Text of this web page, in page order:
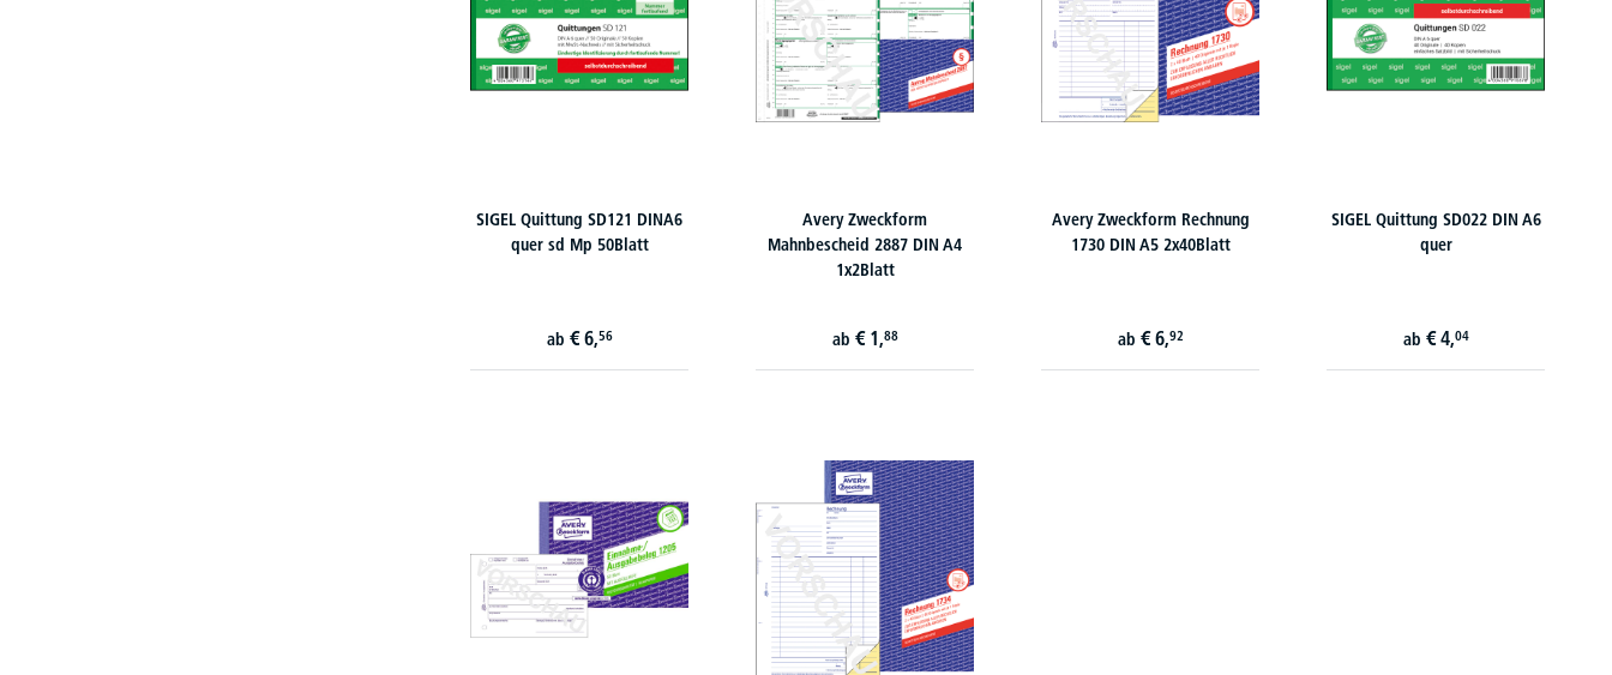
SIGEL Quittung SD121 DINA6
quer sd Mp 50Blatt
ab € 6,56
Avery Zweckform
Mahnbescheid 2887 DIN A4
1x2Blatt
ab € 1,88
Avery Zweckform Rechnung
1730 DIN A5 2x40Blatt
ab € 6,92
SIGEL Quittung SD022 DIN A6
quer
ab € 4,04